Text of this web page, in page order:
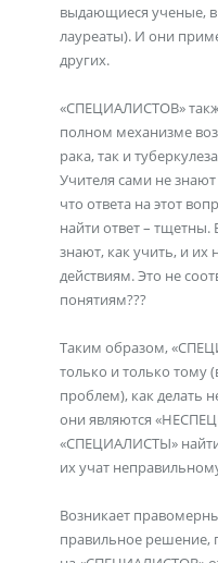
выдающиеся ученые,
лауреаты). И они
других.
«СПЕЦИАЛИСТОВ»
полном механизме
рака, так и
Учителя сами не
что ответа на этот
найти ответ – тщетны.
знают, как учить, и их
действиям. Это не
понятиям???
Таким образом,
только и только
проблем), как делать
они являются
«СПЕЦИАЛИСТЫ»
их учат
Возникает
правильное решение,